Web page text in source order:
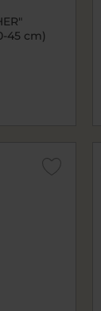
45 cm)